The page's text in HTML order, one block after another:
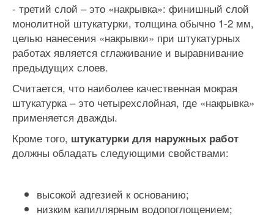
- третий слой – это «накрывка»: финишный слой
монолитной штукатурки, толщина обычно 1-2 мм,
целью нанесения «накрывки» при штукатурных
работах является сглаживание и выравнивание
предыдущих слоев.
Считается, что наиболее качественная мокрая
штукатурка – это четырехслойная, где «накрывка»
применяется дважды.
Кроме того, штукатурки для наружных работ
должны обладать следующими свойствами:
высокой адгезией к основанию;
низким капиллярным водопоглощением;